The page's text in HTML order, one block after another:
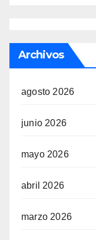
Archivos
agosto 2026
junio 2026
mayo 2026
abril 2026
marzo 2026